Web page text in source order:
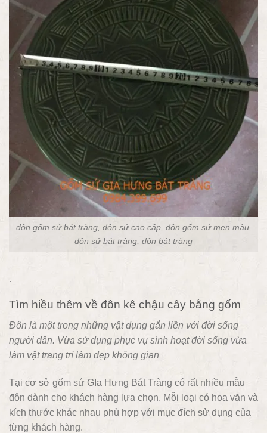
đôn gốm sứ bát tràng, đôn sứ cao cấp, đôn gốm sứ men màu,
đôn sứ bát tràng, đôn bát tràng
Tìm hiều thêm về đôn kê chậu cây bằng gốm
Đôn là một trong những vật dụng gắn liền với đời sống
người dân. Vừa sử dụng phục vụ sinh hoạt đời sống vừa
làm vật trang trí làm đẹp không gian
Tại cơ sở gốm sứ GIa Hưng Bát Tràng có rất nhiều mẫu
đôn dành cho khách hàng lựa chọn. Mỗi loại có hoa văn và
kích thước khác nhau phù hợp với mục đích sử dụng của
từng khách hàng.